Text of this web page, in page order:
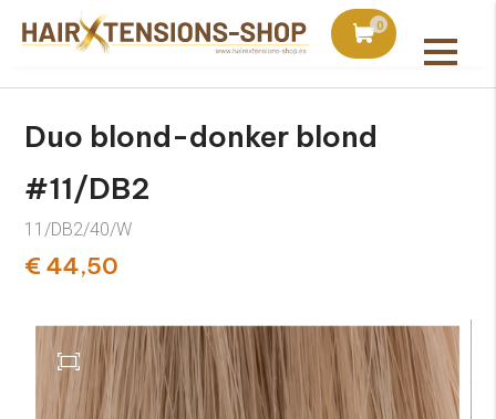
0
bij bestellingen vanaf €75 Vandaag besteld,
Alle producten
Duo blond-donker blond
#11/DB2
11/DB2/40/W
€ 44,50